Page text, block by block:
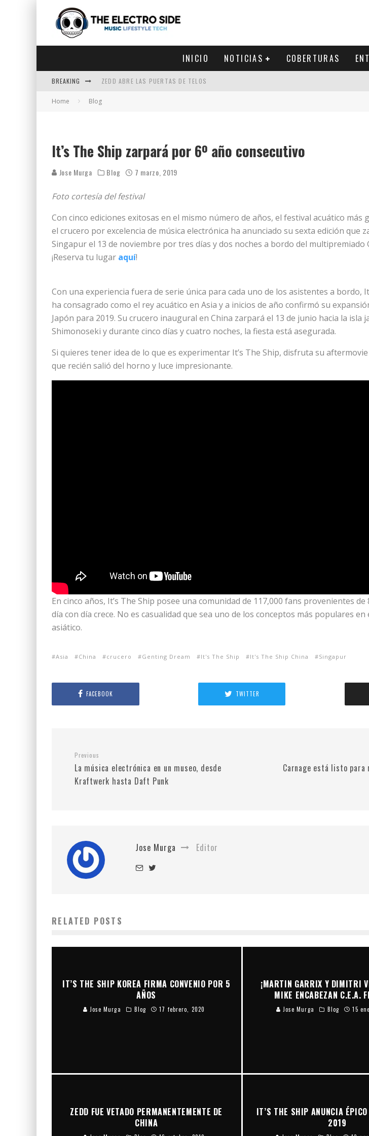
INICIO NOTICIAS COBERTURAS
BREAKING ZEDD ABRE LAS PUERTAS DE TELOS
ZEDD IN THE PARK VUELVE A LA
Home Blog
It’s The Ship zarpará por 6º año consecutivo
Jose Murga Blog 7 marzo, 2019
Foto cortesía del festival
Con cinco ediciones exitosas en el mismo número de años, el festival acuático más
el crucero por excelencia de música electrónica ha anunciado su sexta edición que
Singapur el 13 de noviembre por tres días y dos noches a bordo del multipremiado
¡Reserva tu lugar aquí!
Con una experiencia fuera de serie única para cada uno de los asistentes a bordo,
ha consagrado como el rey acuático en Asia y a inicios de año confirmó su
Japón para 2019. Su crucero inaugural en China zarpará el 13 de junio hacia la isla
Shimonoseki y durante cinco días y cuatro noches, la fiesta está asegurada.
Si quieres tener idea de lo que es experimentar It’s The Ship, disfruta su
que recién salió del horno y luce impresionante.
En cinco años, It’s The Ship posee una comunidad de 117,000 fans provenientes de
día con día crece. No es casualidad que sea uno de los conceptos más populares
asiático.
Asia China crucero Genting Dream It's The Ship It's The Ship China Singapur
FACEBOOK TWITTER
Previous
La música electrónica en un museo, desde
Kraftwerk hasta Daft Punk
Carnage está listo para
Jose Murga Editor
RELATED POSTS
IT’S THE SHIP KOREA FIRMA CONVENIO POR 5
AÑOS
Jose Murga Blog 17 febrero, 2020
¡MARTIN GARRIX Y DIMITRI
MIKE ENCABEZAN C.E.A.
Jose Murga Blog 15
ZEDD FUE VETADO PERMANENTEMENTE DE
CHINA
IT’S THE SHIP ANUNCIA
2019